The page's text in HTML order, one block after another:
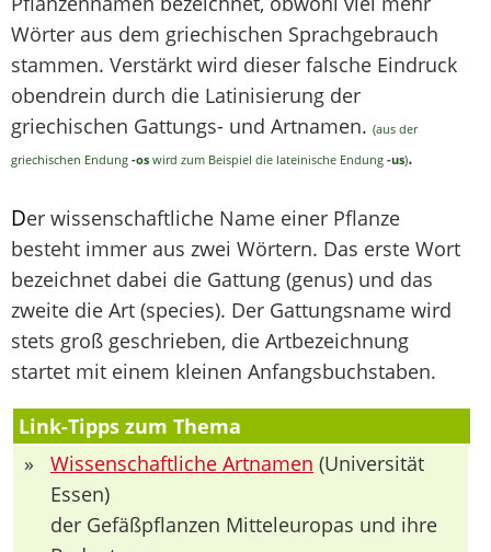
Wörter aus dem griechischen Sprachgebrauch
stammen. Verstärkt wird dieser falsche Eindruck
obendrein durch die Latinisierung der
griechischen Gattungs- und Artnamen. (aus der
griechischen Endung -os wird zum Beispiel die lateinische Endung -us).
Der wissenschaftliche Name einer Pflanze
besteht immer aus zwei Wörtern. Das erste Wort
bezeichnet dabei die Gattung (genus) und das
zweite die Art (species). Der Gattungsname wird
stets groß geschrieben, die Artbezeichnung
startet mit einem kleinen Anfangsbuchstaben.
Link-Tipps zum Thema
»
Wissenschaftliche Artnamen (Universität
Essen)
der Gefäßpflanzen Mitteleuropas und ihre